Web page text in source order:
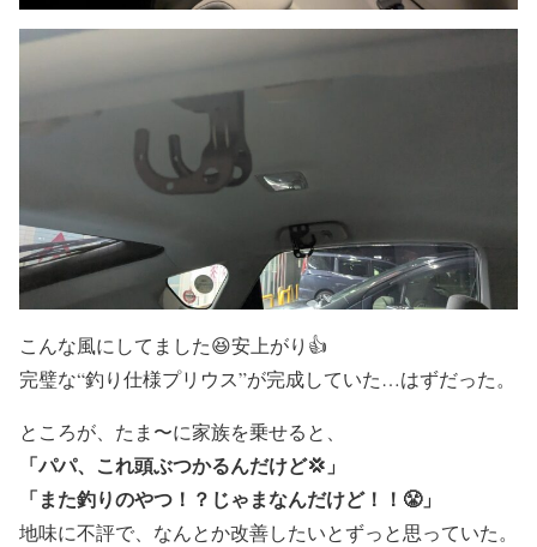
こんな風にしてました😆安上がり👍
完璧な“釣り仕様プリウス”が完成していた…はずだった。
ところが、たま〜に家族を乗せると、
「パパ、これ頭ぶつかるんだけど💢」
「また釣りのやつ！？じゃまなんだけど！！😤」
地味に不評で、なんとか改善したいとずっと思っていた。